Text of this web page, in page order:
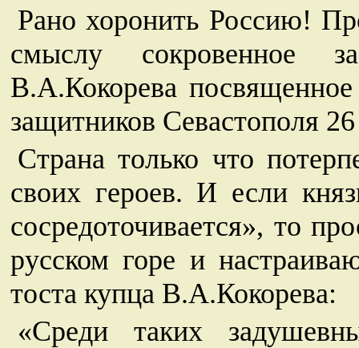
Рано хоронить Россию!
смыслу сокровенное
В.А.Кокорева
защитников Севастополя
Страна только что
своих героев. И если
сосредоточивается», то
русском горе и
тоста купца В.А.Кокорева:
«Среди таких